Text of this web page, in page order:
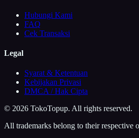
Hubungi Kami
FAQ
Cek Transaksi
Legal
Syarat & Ketentuan
Kebijakan Privasi
DMCA / Hak Cipta
© 2026 TokoTopup. All rights reserved.
All trademarks belong to their respective